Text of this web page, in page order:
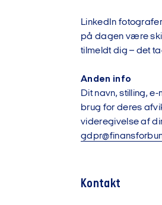
LinkedIn
på dagen være
tilmeldt dig – det
Anden info
Dit navn, stilling,
brug for deres
videregivelse af
Kontakt